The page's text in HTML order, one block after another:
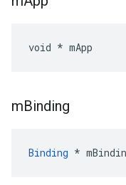
void * mApp
mBinding
Binding *